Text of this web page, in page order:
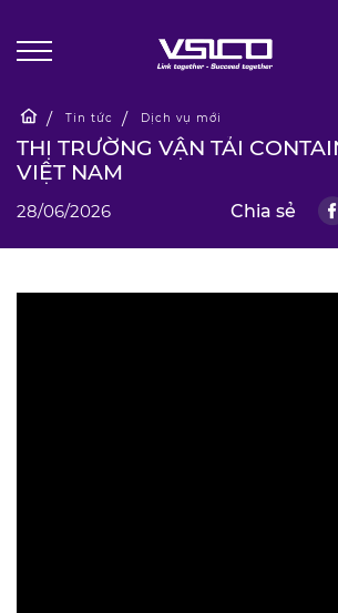
Tin tức Dịch vụ mới
THỊ TRƯỜNG VẬN TẢI
VIỆT NAM
28/06/2026 Chia sẻ